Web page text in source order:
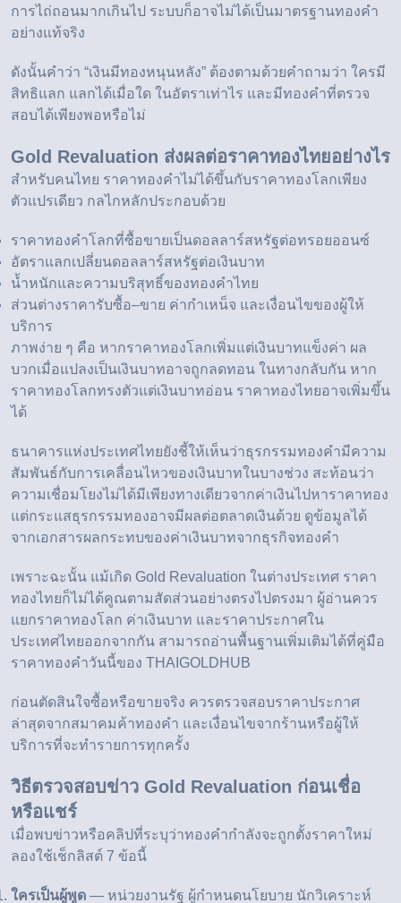
การไถ่ถอนมากเกินไป ระบบก็อาจไม่ได้เป็นมาตรฐานทองคำ
อย่างแท้จริง
ดังนั้นคำว่า “เงินมีทองหนุนหลัง” ต้องตามด้วยคำถามว่า ใครมี
สิทธิแลก แลกได้เมื่อใด ในอัตราเท่าไร และมีทองคำที่ตรวจ
สอบได้เพียงพอหรือไม่
Gold Revaluation ส่งผลต่อราคาทองไทยอย่างไร
สำหรับคนไทย ราคาทองคำไม่ได้ขึ้นกับราคาทองโลกเพียง
ตัวแปรเดียว กลไกหลักประกอบด้วย
ราคาทองคำโลกที่ซื้อขายเป็นดอลลาร์สหรัฐต่อทรอยออนซ์
อัตราแลกเปลี่ยนดอลลาร์สหรัฐต่อเงินบาท
น้ำหนักและความบริสุทธิ์ของทองคำไทย
ส่วนต่างราคารับซื้อ–ขาย ค่ากำเหน็จ และเงื่อนไขของผู้ให้
บริการ
ภาพง่าย ๆ คือ หากราคาทองโลกเพิ่มแต่เงินบาทแข็งค่า ผล
บวกเมื่อแปลงเป็นเงินบาทอาจถูกลดทอน ในทางกลับกัน หาก
ราคาทองโลกทรงตัวแต่เงินบาทอ่อน ราคาทองไทยอาจเพิ่มขึ้น
ได้
ธนาคารแห่งประเทศไทยยังชี้ให้เห็นว่าธุรกรรมทองคำมีความ
สัมพันธ์กับการเคลื่อนไหวของเงินบาทในบางช่วง สะท้อนว่า
ความเชื่อมโยงไม่ได้มีเพียงทางเดียวจากค่าเงินไปหาราคาทอง
แต่กระแสธุรกรรมทองอาจมีผลต่อตลาดเงินด้วย ดูข้อมูลได้
จากเอกสารผลกระทบของค่าเงินบาทจากธุรกิจทองคำ
เพราะฉะนั้น แม้เกิด Gold Revaluation ในต่างประเทศ ราคา
ทองไทยก็ไม่ได้คูณตามสัดส่วนอย่างตรงไปตรงมา ผู้อ่านควร
แยกราคาทองโลก ค่าเงินบาท และราคาประกาศใน
ประเทศไทยออกจากกัน สามารถอ่านพื้นฐานเพิ่มเติมได้ที่คู่มือ
ราคาทองคำวันนี้ของ THAIGOLDHUB
ก่อนตัดสินใจซื้อหรือขายจริง ควรตรวจสอบราคาประกาศ
ล่าสุดจากสมาคมค้าทองคำ และเงื่อนไขจากร้านหรือผู้ให้
บริการที่จะทำรายการทุกครั้ง
วิธีตรวจสอบข่าว Gold Revaluation ก่อนเชื่อ
หรือแชร์
เมื่อพบข่าวหรือคลิปที่ระบุว่าทองคำกำลังจะถูกตั้งราคาใหม่
ลองใช้เช็กลิสต์ 7 ข้อนี้
ใครเป็นผู้พูด — หน่วยงานรัฐ ผู้กำหนดนโยบาย นักวิเคราะห์